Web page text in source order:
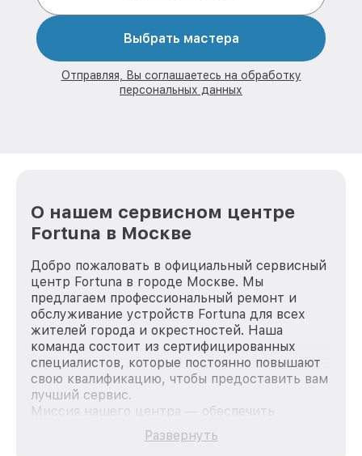
Выбрать мастера
Отправляя, Вы соглашаетесь на обработку
персональных данных
О нашем сервисном центре
Fortuna в Москве
Добро пожаловать в официальный сервисный
центр Fortuna в городе Москве. Мы
предлагаем профессиональный ремонт и
обслуживание устройств Fortuna для всех
жителей города и окрестностей. Наша
команда состоит из сертифицированных
специалистов, которые постоянно повышают
свою квалификацию, чтобы предоставить вам
лучший сервис.
Миссия нашего центра — обеспечить
качественный и доступный ремонт для
каждого пользователя продукции Fortuna, вне
Развернуть